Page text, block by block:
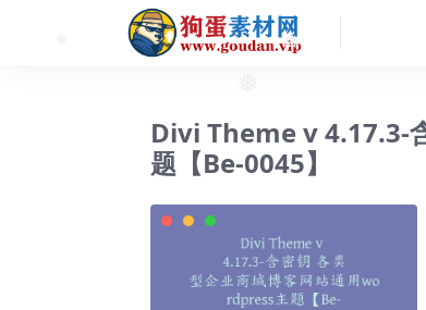
❅
Divi Theme v 4.17.3-
题【Be-0045】